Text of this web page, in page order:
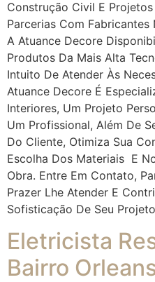
Construção Civil E
Parcerias Com
A Atuance Decore
Produtos Da Mais Alta
Intuito De Atender Às
Atuance Decore É
Interiores, Um Projeto
Um Profissional, Além De
Do Cliente, Otimiza Sua
Escolha Dos Materiais E
Obra. Entre Em Contato,
Prazer Lhe Atender E
Sofisticação De Seu
Eletricista
Bairro